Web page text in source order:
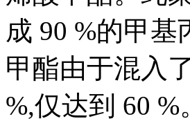
成 90 %的甲
甲酯由于混入
%,仅达到 60